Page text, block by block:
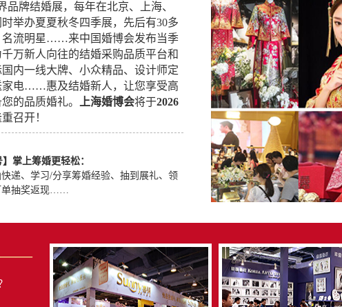
牌结婚展，每年在北京、上海、
举办夏夏秋冬四季展，先后有30多
名流明星……来中国婚博会发布当季
万新人向往的结婚采购品质平台和
内一线大牌、小众精品、设计师定
家电……惠及结婚新人，让您享受高
的品质婚礼。
上海婚博会将于2026
重召开！
掌上筹婚更轻松：
递、学习/分享筹婚经验、抽到展礼、领
单抽奖返现……
——